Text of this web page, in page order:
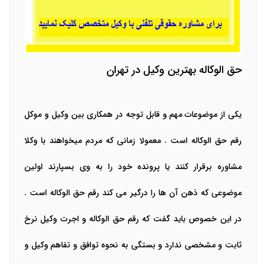
حق الوکاله بهترین وکیل در تهران
یکی از موضوعات مهم و قابل توجه در همکاری بین وکیل و موکل
رقم حق الوکاله است . معمولا زمانی که مردم میخواهند با وکلا
مشاوره برقرار کنند یا پرونده خود را به وی بسپارند اولین
موضوعی که ذهن آن ها را درگیر می کند رقم حق الوکاله است .
در این خصوص باید گفت که رقم حق الوکاله و اجرت وکیل نرخ
ثابت و مشخصی ندارد و بستگی به نحوه توافق و تفاهم وکیل و